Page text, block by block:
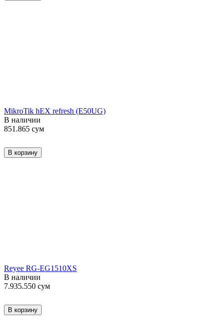
MikroTik hEX refresh (E50UG)
В наличии
851.865 сум
В корзину
Reyee RG-EG1510XS
В наличии
7.935.550 сум
В корзину